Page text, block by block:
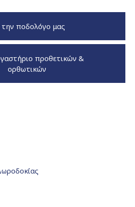
ποδολόγο μας
προθετικών &
ορθωτικών